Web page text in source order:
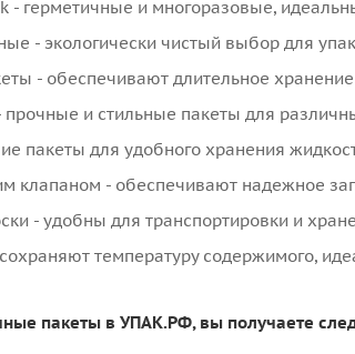
- герметичные и многоразовые,
- экологически чистый выбор для
- обеспечивают длительное
и стильные пакеты для
пакеты для удобного хранения
клапаном - обеспечивают надежное
- удобны для транспортировки и
температуру содержимого,
пакеты в УПАК.РФ, вы получаете